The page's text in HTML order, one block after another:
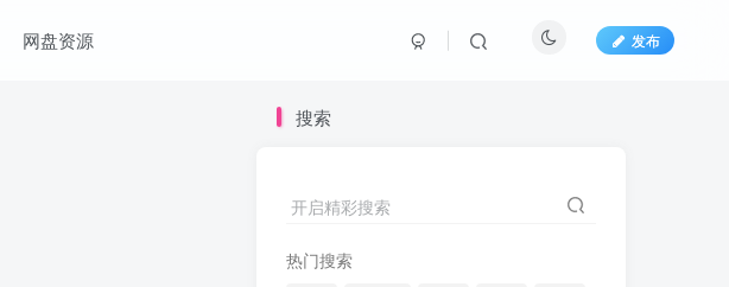
网盘资源 发布
搜索
开启精彩搜索
热门搜索